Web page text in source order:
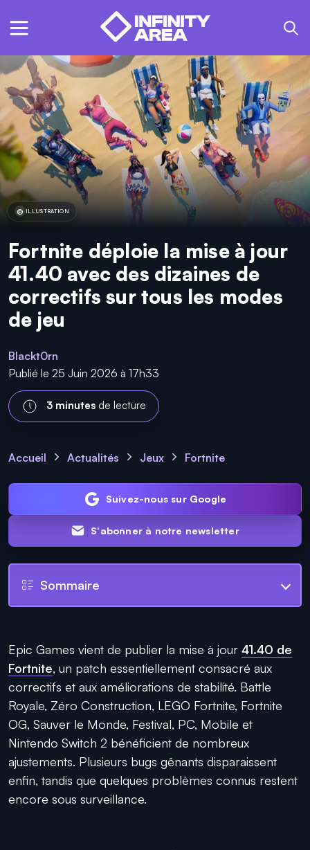
ILLUSTRATION
Fortnite déploie la mise à jour
41.40 avec des dizaines de
correctifs sur tous les modes
de jeu
Blackt0rn
Publié le 25 Juin 2026 à 17h33
3 minutes de lecture
Accueil Actualités Jeux Fortnite
Suivez-nous sur Google
S'abonner à notre newsletter
Sommaire
Epic Games vient de publier la mise à jour 41.40 de
Fortnite, un patch essentiellement consacré aux
correctifs et aux améliorations de stabilité. Battle
Royale, Zéro Construction, LEGO Fortnite, Fortnite
OG, Sauver le Monde, Festival, PC, Mobile et
Nintendo Switch 2 bénéficient de nombreux
ajustements. Plusieurs bugs gênants disparaissent
enfin, tandis que quelques problèmes connus restent
encore sous surveillance.